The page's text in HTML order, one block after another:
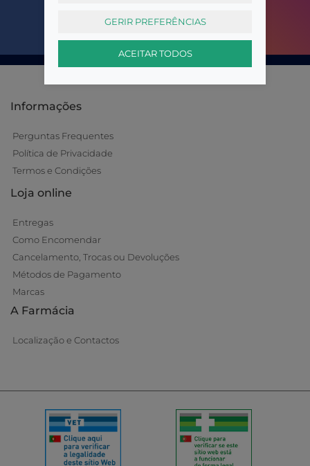
Informações
Perguntas Frequentes
Política de Privacidade
Termos e Condições
Loja online
Entregas
Como Encomendar
Cancelamento, Trocas ou Devoluções
Métodos de Pagamento
Marcas
A Farmácia
Localização e Contactos
GERIR PREFERÊNCIAS
ACEITAR TODOS